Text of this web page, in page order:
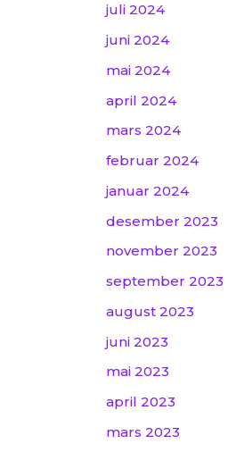
juli 2024
juni 2024
mai 2024
april 2024
mars 2024
februar 2024
januar 2024
desember 2023
november 2023
september 2023
august 2023
juni 2023
mai 2023
april 2023
mars 2023